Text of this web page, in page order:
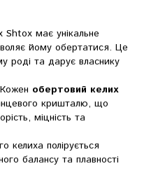
Shtox має унікальне
йому обертатися. Це
роді та дарує власнику
Кожен обертовий келих
кришталю, що
міцність та
келиха полірується
балансу та плавності